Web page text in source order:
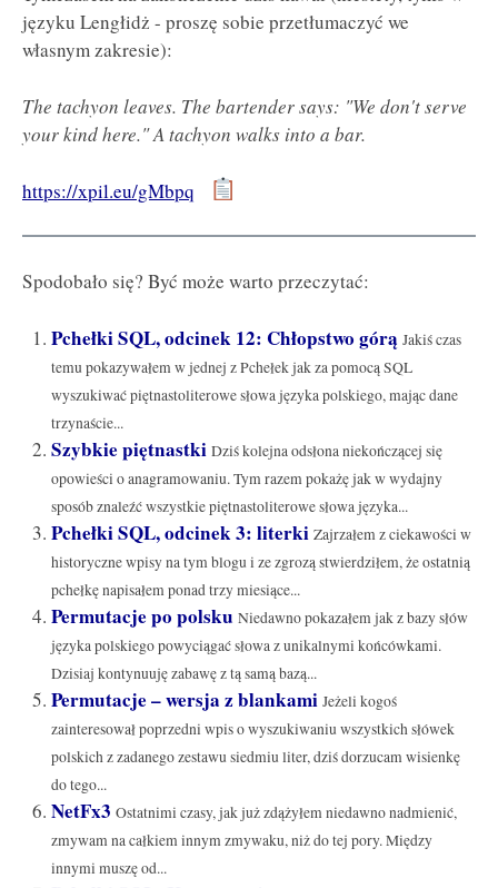
języku Lengłidż - proszę sobie przetłumaczyć we
własnym zakresie):
The tachyon leaves. The bartender says: "We don't serve
your kind here." A tachyon walks into a bar.
https://xpil.eu/gMbpq
Spodobało się? Być może warto przeczytać:
Pchełki SQL, odcinek 12: Chłopstwo górą Jakiś czas
temu pokazywałem w jednej z Pchełek jak za pomocą SQL
wyszukiwać piętnastoliterowe słowa języka polskiego, mając dane
trzynaście...
Szybkie piętnastki Dziś kolejna odsłona niekończącej się
opowieści o anagramowaniu. Tym razem pokażę jak w wydajny
sposób znaleźć wszystkie piętnastoliterowe słowa języka...
Pchełki SQL, odcinek 3: literki Zajrzałem z ciekawości w
historyczne wpisy na tym blogu i ze zgrozą stwierdziłem, że ostatnią
pchełkę napisałem ponad trzy miesiące...
Permutacje po polsku Niedawno pokazałem jak z bazy słów
języka polskiego powyciągać słowa z unikalnymi końcówkami.
Dzisiaj kontynuuję zabawę z tą samą bazą...
Permutacje – wersja z blankami Jeżeli kogoś
zainteresował poprzedni wpis o wyszukiwaniu wszystkich słówek
polskich z zadanego zestawu siedmiu liter, dziś dorzucam wisienkę
do tego...
NetFx3 Ostatnimi czasy, jak już zdążyłem niedawno nadmienić,
zmywam na całkiem innym zmywaku, niż do tej pory. Między
innymi muszę od...